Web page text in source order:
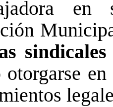
en
sindicales
otorgarse